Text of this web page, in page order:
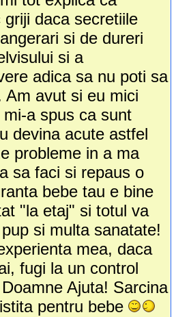
daca secretiile
si de dureri
si a
adica sa nu poti sa
Am avut si eu mici
a spus ca sunt
devina acute astfel
probleme in a ma
sa faci si repaus o
bebe tau e bine
"la etaj" si totul va
si multa sanatate!
mea, daca
fugi la un control
Ajuta! Sarcina
pentru bebe